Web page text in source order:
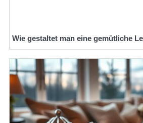
Wie gestaltet man eine gemütliche